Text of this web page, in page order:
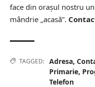
face din orașul nostru
mândrie „acasă”.
TAGGED: Adresa,
Primarie,
Telefon